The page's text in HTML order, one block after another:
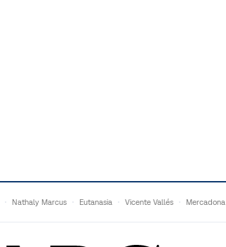
Nathaly Marcus Eutanasia Vicente Vallés Mercadona